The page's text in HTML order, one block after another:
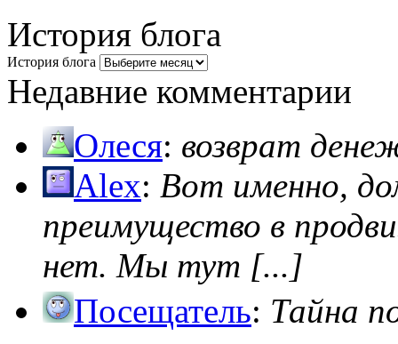
История блога
История блога
Недавние комментарии
Олеся: возврат
Alex: Вот именно,
преимущество в
нет. Мы тут [...]
Посещатель: Тайна